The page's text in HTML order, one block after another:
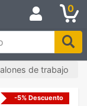
0
de trabajo
-5% Descuento